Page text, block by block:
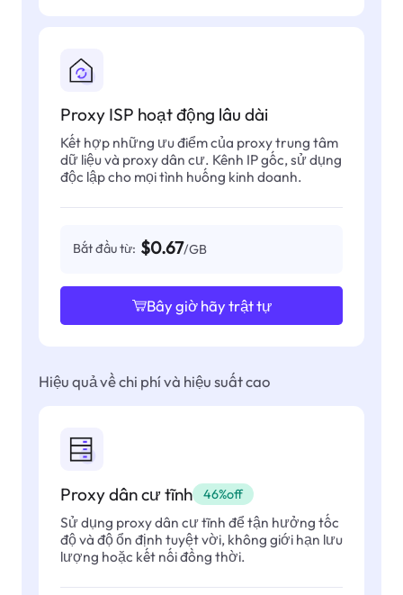
Proxy ISP hoạt động lâu dài
Kết hợp những ưu điểm của proxy trung tâm
dữ liệu và proxy dân cư. Kênh IP gốc, sử dụng
độc lập cho mọi tình huống kinh doanh.
Bắt đầu từ: $0.67/GB
Bây giờ hãy trật tự
Hiệu quả về chi phí và hiệu suất cao
Proxy dân cư tĩnh 46%off
Sử dụng proxy dân cư tĩnh để tận hưởng tốc
độ và độ ổn định tuyệt vời, không giới hạn lưu
lượng hoặc kết nối đồng thời.